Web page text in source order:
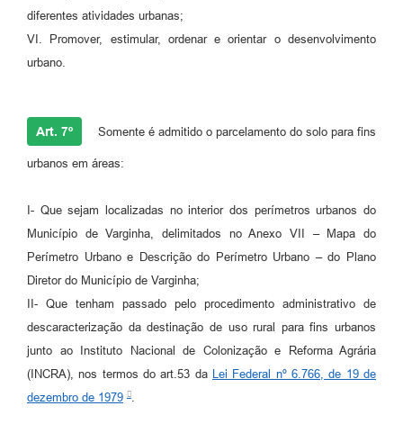
diferentes atividades urbanas;
VI. Promover, estimular, ordenar e orientar o desenvolvimento
urbano.
Art. 7º Somente é admitido o parcelamento do solo para fins
urbanos em áreas:
I- Que sejam localizadas no interior dos perímetros urbanos do
Município de Varginha, delimitados no Anexo VII – Mapa do
Perímetro Urbano e Descrição do Perímetro Urbano – do Plano
Diretor do Município de Varginha;
II- Que tenham passado pelo procedimento administrativo de
descaracterização da destinação de uso rural para fins urbanos
junto ao Instituto Nacional de Colonização e Reforma Agrária
(INCRA), nos termos do art.53 da
Lei Federal nº 6.766, de 19 de
dezembro de 1979
.